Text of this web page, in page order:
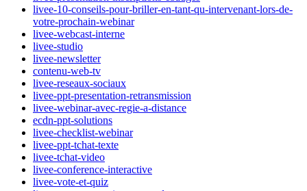
livee-10-conseils-pour-briller-en-tant-qu-intervenant-lors-de-
votre-prochain-webinar
livee-webcast-interne
livee-studio
livee-newsletter
contenu-web-tv
livee-reseaux-sociaux
livee-ppt-presentation-retransmission
livee-webinar-avec-regie-a-distance
ecdn-ppt-solutions
livee-checklist-webinar
livee-ppt-tchat-texte
livee-tchat-video
livee-conference-interactive
livee-vote-et-quiz